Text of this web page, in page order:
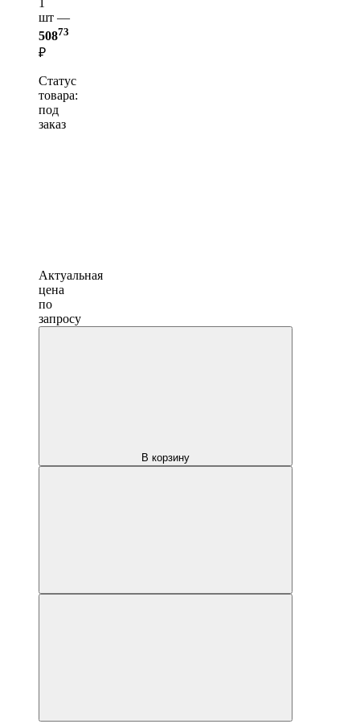
1
шт —
50873
₽
Статус
товара:
под
заказ
Актуальная
цена
по
запросу
В корзину